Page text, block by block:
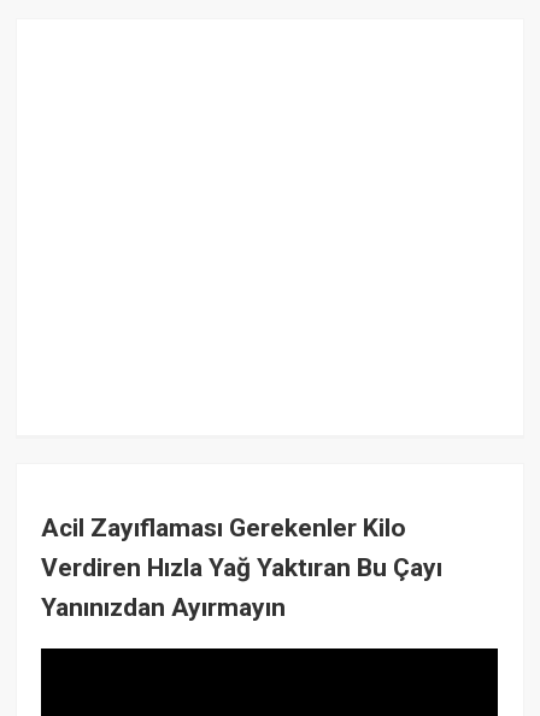
Acil Zayıflaması Gerekenler Kilo
Verdiren Hızla Yağ Yaktıran Bu Çayı
Yanınızdan Ayırmayın